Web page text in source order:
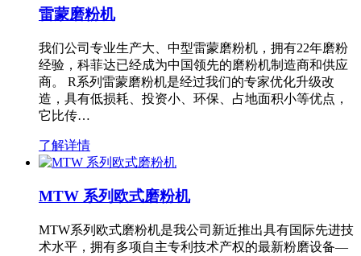
雷蒙磨粉机
我们公司专业生产大、中型雷蒙磨粉机，拥有22年磨粉
经验，科菲达已经成为中国领先的磨粉机制造商和供应
商。 R系列雷蒙磨粉机是经过我们的专家优化升级改
造，具有低损耗、投资小、环保、占地面积小等优点，
它比传…
了解详情
MTW 系列欧式磨粉机
MTW系列欧式磨粉机是我公司新近推出具有国际先进技
术水平，拥有多项自主专利技术产权的最新粉磨设备—